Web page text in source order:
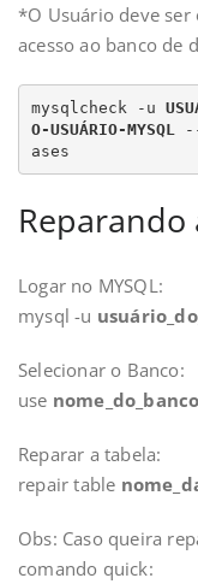
*O Usuário deve
acesso ao banco de
mysqlcheck -u
O-USUÁRIO-MYSQL
ases
Logar no MYSQL:
mysql -u
Selecionar o Banco:
use nome_do_banco
Reparar a tabela:
repair table
Obs: Caso queira
comando quick: